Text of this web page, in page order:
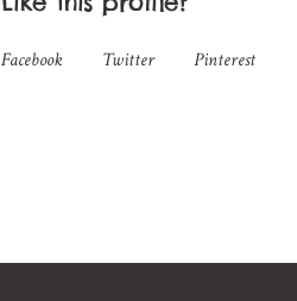
Facebook Twitter Pinterest